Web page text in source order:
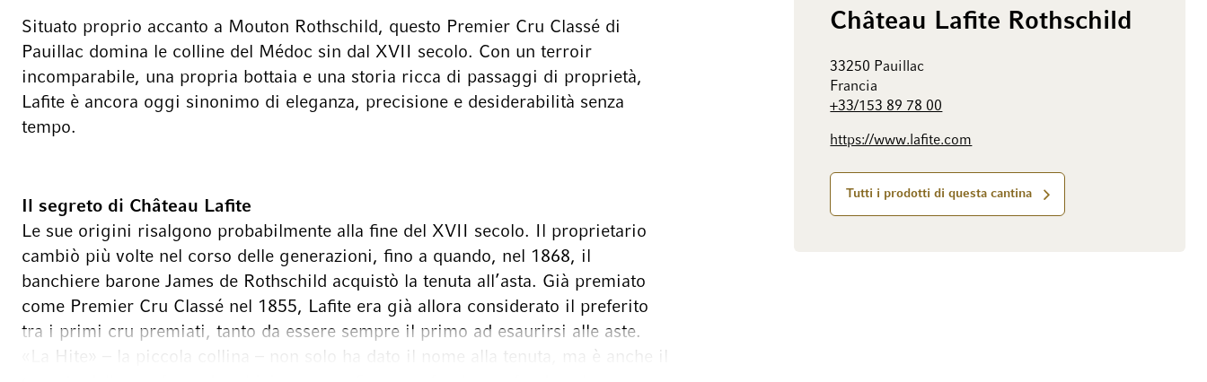
Château Lafite Rothschild
33250 Pauillac
Francia
+33/153 89 78 00
https://www.lafite.com
Tutti i prodotti di questa cantina
Situato proprio accanto a Mouton Rothschild, questo Premier Cru Classé di
Pauillac domina le colline del Médoc sin dal XVII secolo. Con un terroir
incomparabile, una propria bottaia e una storia ricca di passaggi di proprietà,
Lafite è ancora oggi sinonimo di eleganza, precisione e desiderabilità senza
tempo.
Il segreto di Château Lafite
Le sue origini risalgono probabilmente alla fine del XVII secolo. Il proprietario
cambiò più volte nel corso delle generazioni, fino a quando, nel 1868, il
banchiere barone James de Rothschild acquistò la tenuta all’asta. Già premiato
come Premier Cru Classé nel 1855, Lafite era già allora considerato il preferito
tra i primi cru premiati, tanto da essere sempre il primo ad esaurirsi alle aste.
«La Hite» – la piccola collina – non solo ha dato il nome alla tenuta, ma è anche il